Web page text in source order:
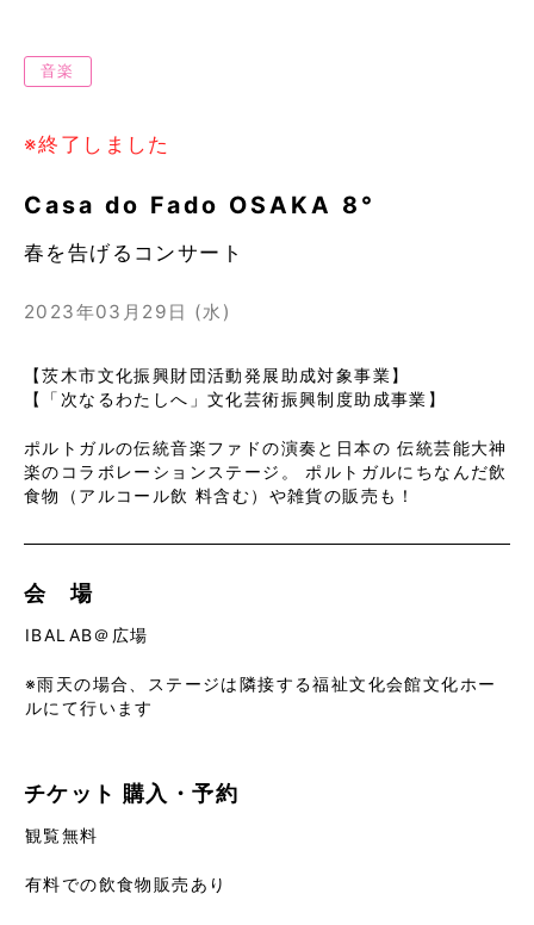
音楽
※終了しました
Casa do Fado OSAKA 8°
春を告げるコンサート
2023年03月29日 (水)
【茨木市文化振興財団活動発展助成対象事業】
【「次なるわたしへ」文化芸術振興制度助成事業】
ポルトガルの伝統音楽ファドの演奏と日本の 伝統芸能大神
楽のコラボレーションステージ。 ポルトガルにちなんだ飲
食物（アルコール飲 料含む）や雑貨の販売も！
会 場
IBALAB＠広場
※雨天の場合、ステージは隣接する福祉文化会館文化ホー
ルにて行います
チケット 購入・予約
観覧無料
有料での飲食物販売あり